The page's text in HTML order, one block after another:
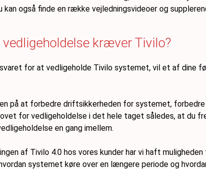
kan også finde en række vejledningsvideoer og
kræver Tivilo?
for at vedligeholde Tivilo systemet, vil et af dine
på at forbedre driftsikkerheden for systemet,
for vedligeholdelse i det hele taget således, at du
en gang imellem.
af Tivilo 4.0 hos vores kunder har vi haft
systemet køre over en længere periode og